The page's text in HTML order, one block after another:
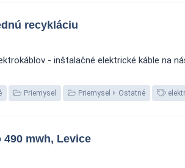
recykláciu
- inštalačné elektrické káble na
Priemysel Priemysel Ostatné
mwh, Levice